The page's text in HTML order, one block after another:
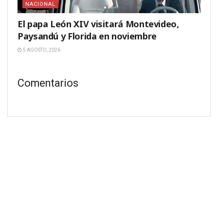
NACIONAL
El papa León XIV visitará Montevideo,
Paysandú y Florida en noviembre
5 AGOSTO, 2026
Comentarios